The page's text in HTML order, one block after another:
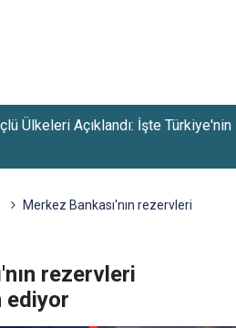
Yangını: D-400 Karayolu Ulaşıma
Merkez Bankası'nın rezervleri
rezervleri
ediyor